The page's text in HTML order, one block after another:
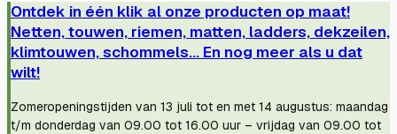
Ontdek in één klik al onze producten op maat!
Netten, touwen, riemen, matten, ladders, dekzeilen,
klimtouwen, schommels... En nog meer als u dat
wilt!
Zomeropeningstijden van 13 juli tot en met 14 augustus: maandag
t/m donderdag van 09.00 tot 16.00 uur – vrijdag van 09.00 tot